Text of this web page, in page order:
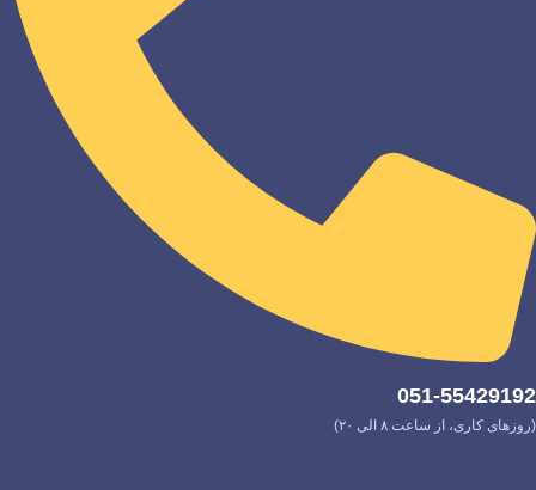
051-55429192
(روزهای کاری، از ساعت ۸ الی ۲۰)